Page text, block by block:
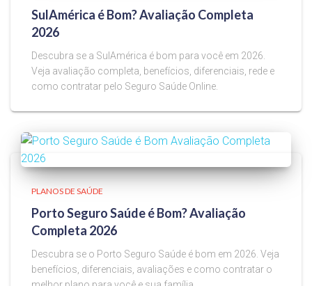
SulAmérica é Bom? Avaliação Completa
2026
Descubra se a SulAmérica é bom para você em 2026.
Veja avaliação completa, benefícios, diferenciais, rede e
como contratar pelo Seguro Saúde Online.
PLANOS DE SAÚDE
Porto Seguro Saúde é Bom? Avaliação
Completa 2026
Descubra se o Porto Seguro Saúde é bom em 2026. Veja
benefícios, diferenciais, avaliações e como contratar o